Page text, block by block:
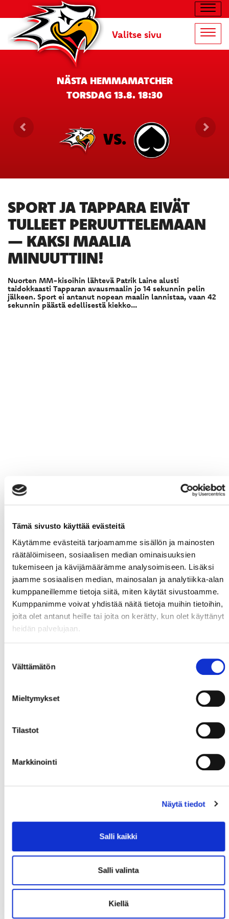
Tämä sivusto käyttää evästeitä
Käytämme evästeitä tarjoamamme sisällön ja mainosten
räätälöimiseen, sosiaalisen median ominaisuuksien
tukemiseen ja kävijämäärämme analysoimiseen. Lisäksi
jaamme sosiaalisen median, mainosalan ja analytiikka-alan
kumppaneillemme tietoja siitä, miten käytät sivustoamme.
Kumppanimme voivat yhdistää näitä tietoja muihin tietoihin,
joita olet antanut heille tai joita on kerätty, kun olet käyttänyt
heidän palvelujaan.
valinta
Välttämätön
Mieltymykset
Tilastot
Markkinointi
Näytä tiedot
Salli kaikki
Salli valinta
Kiellä
Valitse sivu
NÄSTA HEMMAMATCHER
TORSDAG 13.8. 18:30
VS.
SPORT JA TAPPARA EIVÄT
TULLEET PERUUTTELEMAAN
— KAKSI MAALIA
MINUUTTIIN!
Nuorten MM-kisoihin lähtevä Patrik Laine alusti
taidokkaasti Tapparan avausmaalin jo 14 sekunnin pelin
jälkeen. Sport ei antanut nopean maalin lannistaa, vaan 42
sekunnin päästä edellisestä kiekko...